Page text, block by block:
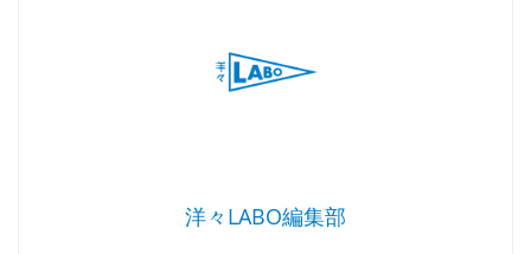
洋々LABO編集部